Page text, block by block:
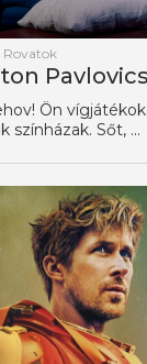
Rovatok
Ön
színházak. Sőt, ...